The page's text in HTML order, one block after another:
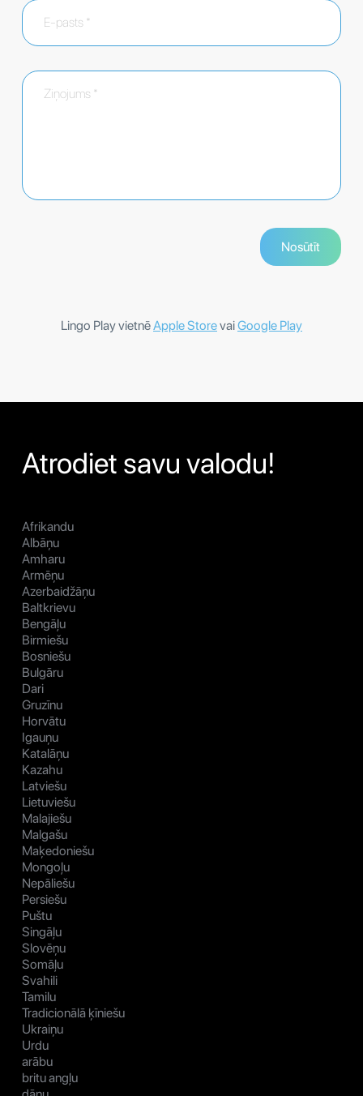
Lingo Play vietnēApple StorevaiGoogle Play
Atrodiet savu valodu!
Afrikandu
Albāņu
Amharu
Armēņu
Azerbaidžāņu
Baltkrievu
Bengāļu
Birmiešu
Bosniešu
Bulgāru
Dari
Gruzīnu
Horvātu
Igauņu
Katalāņu
Kazahu
Latviešu
Lietuviešu
Malajiešu
Malgašu
Maķedoniešu
Mongoļu
Nepāliešu
Persiešu
Puštu
Singāļu
Slovēņu
Somāļu
Svahili
Tamilu
Tradicionālā ķīniešu
Ukraiņu
Urdu
arābu
britu angļu